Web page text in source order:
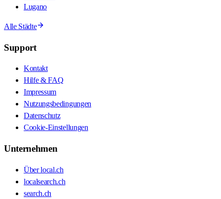
Lugano
Alle Städte
Support
Kontakt
Hilfe & FAQ
Impressum
Nutzungsbedingungen
Datenschutz
Cookie-Einstellungen
Unternehmen
Über local.ch
localsearch.ch
search.ch